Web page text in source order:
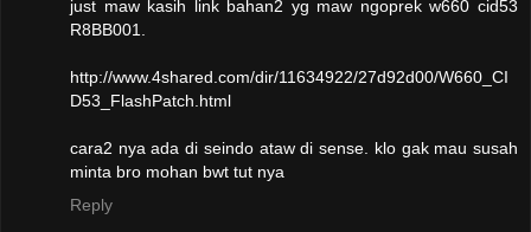
just maw kasih link bahan2 yg maw ngoprek w660 cid53
R8BB001.
http://www.4shared.com/dir/11634922/27d92d00/W660_CI
D53_FlashPatch.html
cara2 nya ada di seindo ataw di sense. klo gak mau susah
minta bro mohan bwt tut nya
Reply